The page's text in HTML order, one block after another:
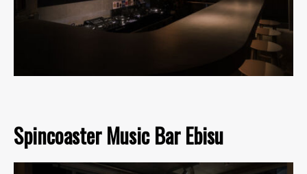
Spincoaster Music Bar Ebisu